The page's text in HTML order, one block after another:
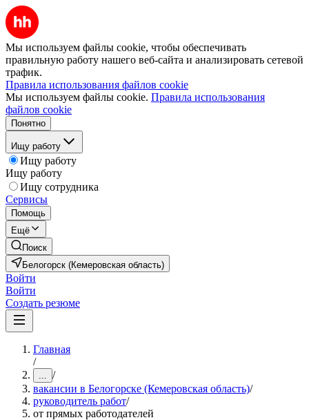
Мы используем файлы cookie, чтобы обеспечивать
правильную работу нашего веб-сайта и анализировать сетевой
трафик.
Правила использования файлов cookie
Мы используем файлы cookie. Правила использования
файлов cookie
Понятно
Ищу работу
Ищу работу
Ищу работу
Ищу сотрудника
Сервисы
Помощь
Ещё
Поиск
Белогорск (Кемеровская область)
Войти
Войти
Создать резюме
Главная
/
... /
вакансии в Белогорске (Кемеровская область)/
руководитель работ/
от прямых работодателей